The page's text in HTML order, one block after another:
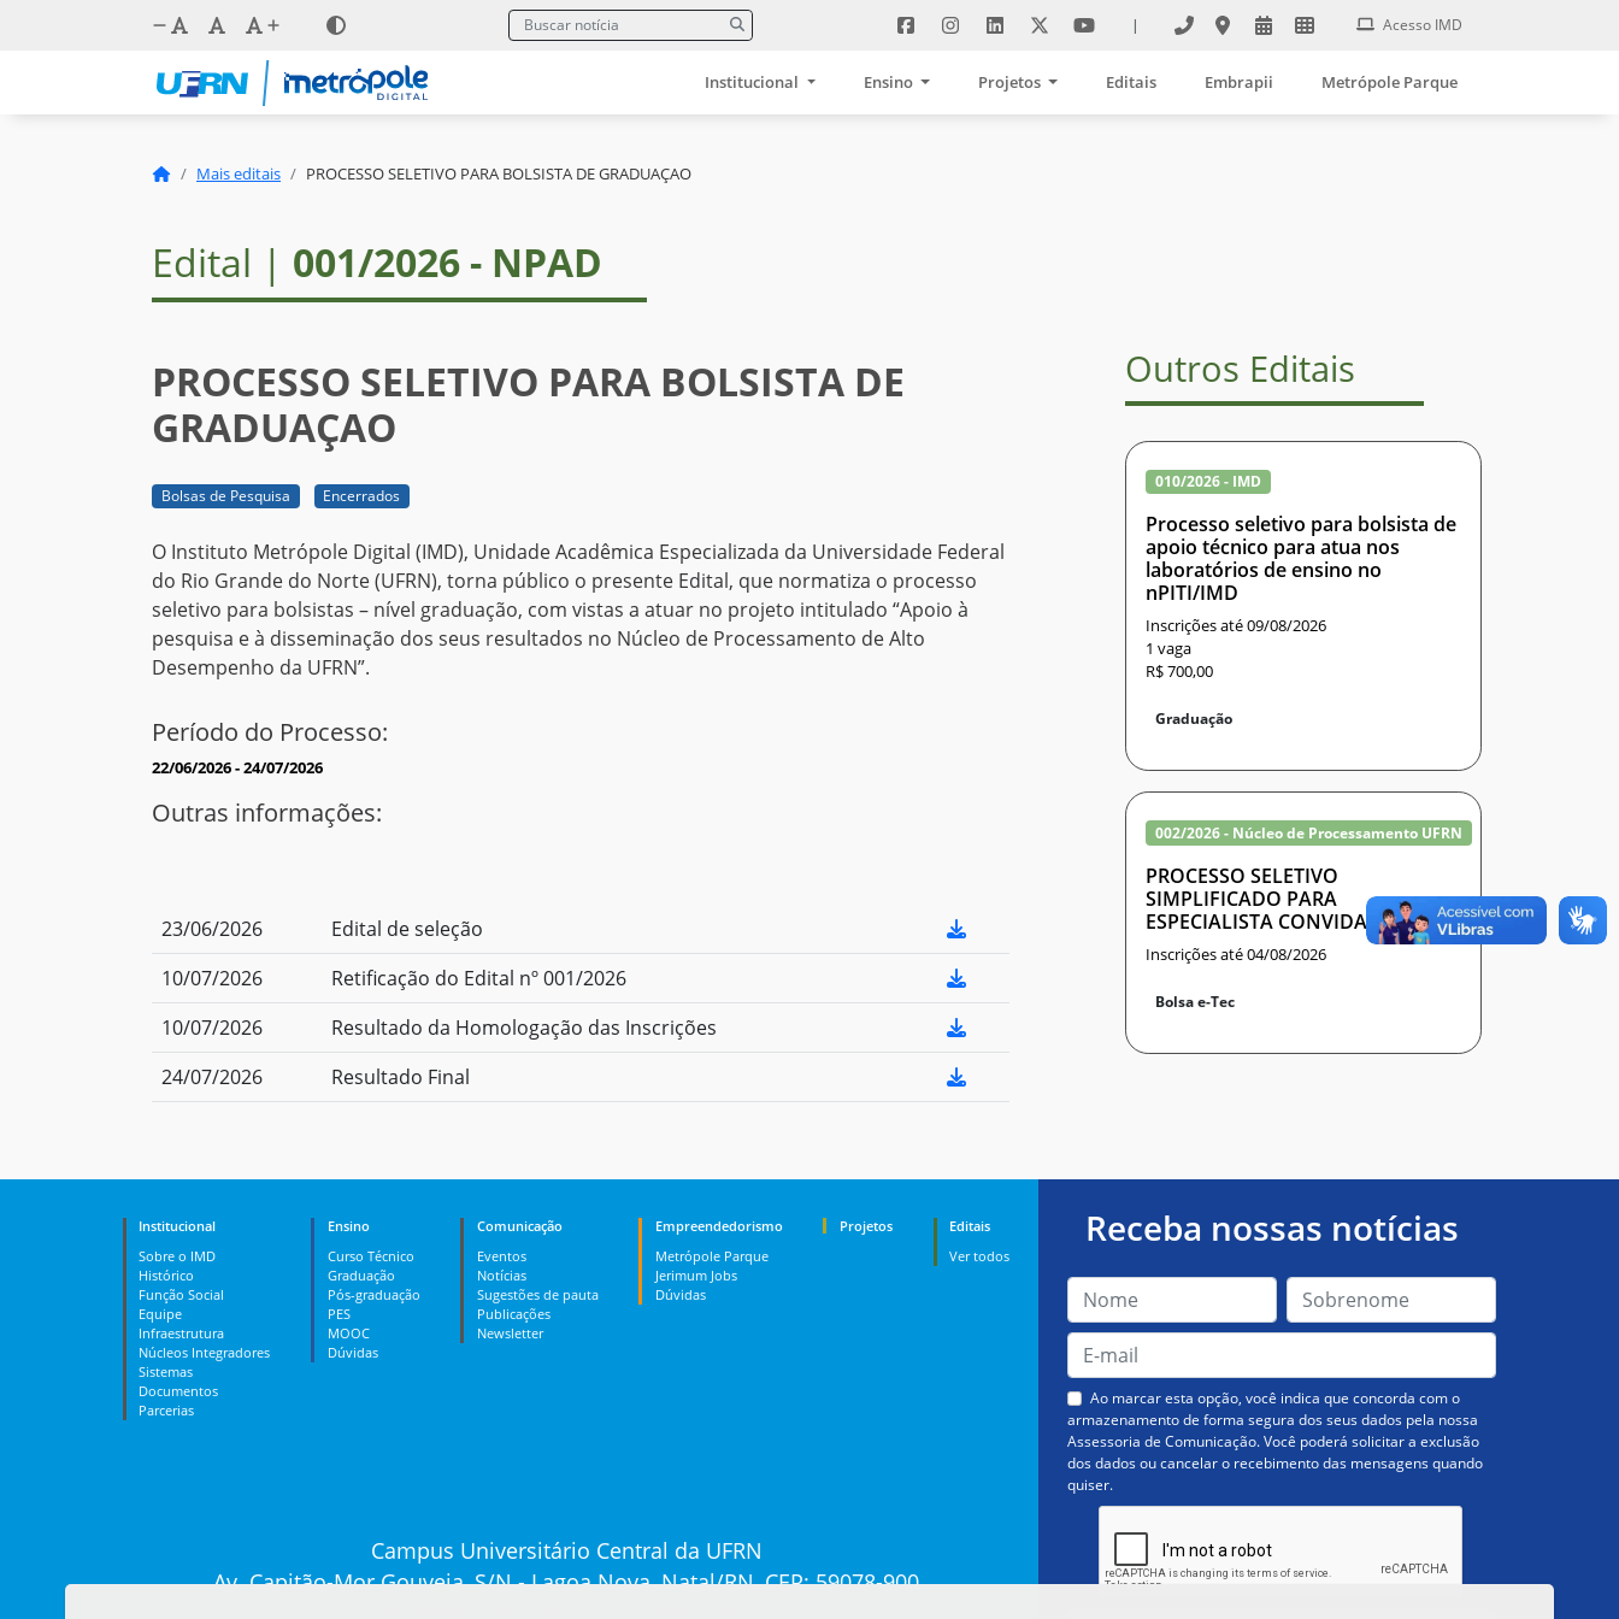
| Acesso IMD
Institucional Ensino Projetos Editais Embrapii Metrópole Parque
Mais editais PROCESSO SELETIVO PARA BOLSISTA DE GRADUAÇAO
Edital | 001/2026 - NPAD
PROCESSO SELETIVO PARA BOLSISTA DE
GRADUAÇAO
Bolsas de Pesquisa Encerrados
O Instituto Metrópole Digital (IMD), Unidade Acadêmica Especializada da Universidade Federal
do Rio Grande do Norte (UFRN), torna público o presente Edital, que normatiza o processo
seletivo para bolsistas – nível graduação, com vistas a atuar no projeto intitulado “Apoio à
pesquisa e à disseminação dos seus resultados no Núcleo de Processamento de Alto
Desempenho da UFRN”.
Período do Processo:
22/06/2026 - 24/07/2026
Outras informações:
23/06/2026
Edital de seleção
10/07/2026
Retificação do Edital nº 001/2026
10/07/2026
Resultado da Homologação das Inscrições
24/07/2026
Resultado Final
Outros Editais
010/2026 - IMD
Processo seletivo para bolsista de
apoio técnico para atua nos
laboratórios de ensino no
nPITI/IMD
Inscrições até 09/08/2026
1 vaga
R$ 700,00
Graduação
002/2026 - Núcleo de Processamento UFRN
PROCESSO SELETIVO
SIMPLIFICADO PARA
ESPECIALISTA CONVIDADO
Inscrições até 04/08/2026
Bolsa e-Tec
Institucional
Sobre o IMD
Histórico
Função Social
Equipe
Infraestrutura
Núcleos Integradores
Sistemas
Documentos
Parcerias
Ensino
Curso Técnico
Graduação
Pós-graduação
PES
MOOC
Dúvidas
Comunicação
Eventos
Notícias
Sugestões de pauta
Publicações
Newsletter
Empreendedorismo
Metrópole Parque
Jerimum Jobs
Dúvidas
Projetos
Editais
Ver todos
Campus Universitário Central da UFRN
Av. Capitão-Mor Gouveia, S/N - Lagoa Nova, Natal/RN, CEP: 59078-900
Receba nossas notícias
Ao marcar esta opção, você indica que concorda com o
armazenamento de forma segura dos seus dados pela nossa
Assessoria de Comunicação. Você poderá solicitar a exclusão
dos dados ou cancelar o recebimento das mensagens quando
quiser.